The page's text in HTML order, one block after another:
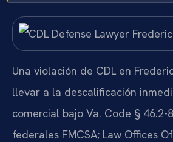
Una violación de CDL en
llevar a la descalificación
comercial bajo Va. Code § 46.2-
federales FMCSA; Law Offices